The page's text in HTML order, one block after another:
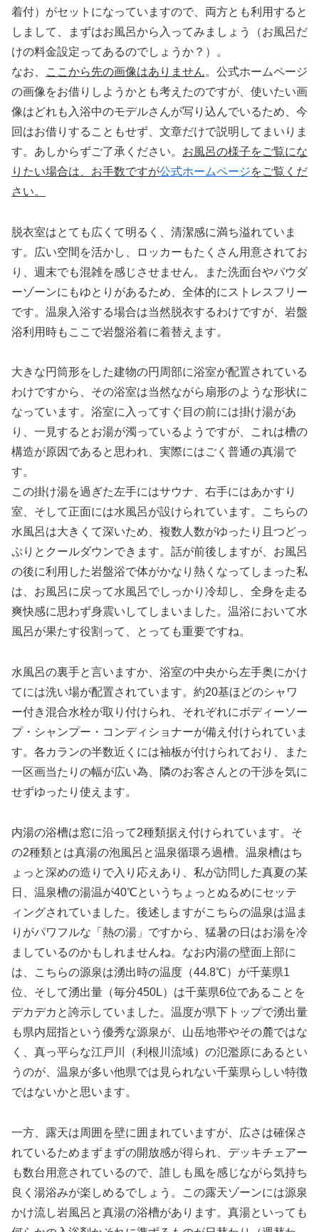
着付）がセットになっていますので、両方とも利用すると
しまして、まずはお風呂から入ってみましょう（お風呂だ
けの料金設定ってあるのでしょうか？）。
なお、
ここから先の画像はありません。公式ホームページ
の画像をお借りしようかとも考えたのですが、使いたい画
像はどれも入浴中のモデルさんが写り込んでいるため、今
回はお借りすることもせず、文章だけで説明してまいりま
す。あしからずご了承ください。 お風呂の様子をご覧にな
りたい場合は、お手数ですが公式ホームページをご覧くだ
さい。
脱衣室はとても広くて明るく、清潔感に満ち溢れていま
す。広い空間を活かし、ロッカーもたくさん用意されてお
り、週末でも混雑を感じさせません。また洗面台やパウダ
ーゾーンにもゆとりがあるため、全体的にストレスフリー
です。温泉入浴する場合は当然脱衣するわけですが、岩盤
浴利用時もここで岩盤浴着に着替えます。
大きな円筒形をした建物の円周部に浴室が配置されている
わけですから、その浴室は当然ながら扇形のような形状に
なっています。浴室に入ってすぐ目の前には掛け湯があ
り、一見するとお湯が濁っているようですが、これは槽の
構造が原因であると思われ、実際にはごく普通の真湯で
す。
この掛け湯を過ぎた左手にはサウナ、右手にはあかすり
室、そして正面には水風呂が設けられています。こちらの
水風呂は大きくて深いため、複数人数がゆったり且つどっ
ぷりとクールダウンできます。話が前後しますが、お風呂
の後に利用した岩盤浴で体がかなり熱くなってしまった私
は、お風呂に戻って水風呂でしっかり冷却し、全身を走る
爽快感に思わず身震いしてしまいました。温浴において水
風呂が果たす役割って、とっても重要ですね。
水風呂の裏手と言いますか、浴室の中央から左手奥にかけ
てには洗い場が配置されています。約20基ほどのシャワ
ー付き混合水栓が取り付けられ、それぞれにボディーソー
プ・シャンプー・コンディショナーが備え付けられていま
す。各カランの半数近くには袖板が付けられており、また
一区画当たりの幅が広い為、隣のお客さんとの干渉を気に
せずゆったり使えます。
内湯の浴槽は窓に沿って2種類据え付けられています。そ
の2種類とは真湯の泡風呂と温泉循環ろ過槽。温泉槽はち
ょっと深めの造りで入り応えあり、私が訪問した真夏の某
日、温泉槽の湯温が40℃というちょっとぬるめにセッテ
ィングされていました。後述しますがこちらの温泉は温ま
りがパワフルな「熱の湯」ですから、猛暑の日はお湯を冷
ましているのかもしれませんね。なお内湯の壁面上部に
は、こちらの源泉は湧出時の温度（44.8℃）が千葉県1
位、そして湧出量（毎分450L）は千葉県6位であることを
デカデカと誇示していました。温度が県下トップで湧出量
も県内屈指という優秀な源泉が、山岳地帯やその麓ではな
く、真っ平らな江戸川（利根川流域）の氾濫原にあるとい
うのが、温泉が多い他県では見られない千葉県らしい特徴
ではないかと思います。
一方、露天は周囲を壁に囲まれていますが、広さは確保さ
れているためまずまずの開放感が得られ、デッキチェアー
も数台用意されているので、誰しも風を感じながら気持ち
良く湯浴みが楽しめるでしょう。この露天ゾーンには源泉
かけ流し岩風呂と真湯の浴槽があります。真湯といっても